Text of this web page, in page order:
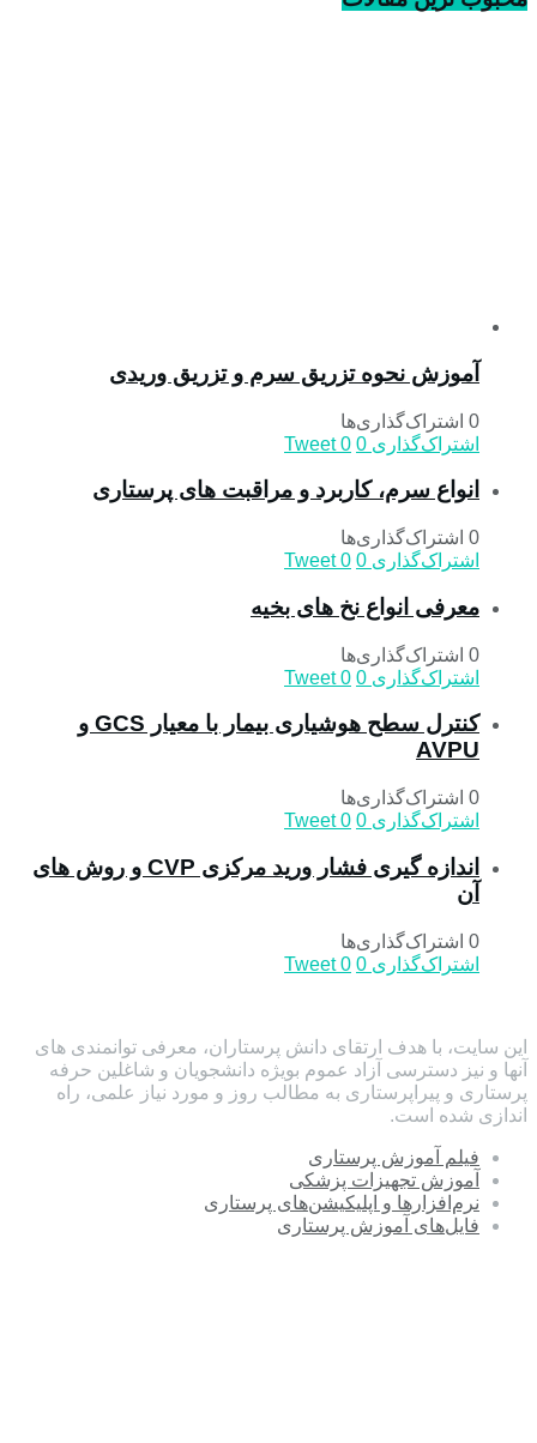
آموزش نحوه تزریق سرم و تزریق وریدی
0 اشتراک‌گذاری‌ها
اشتراک‌گذاری 0
Tweet 0
انواع سرم، کاربرد و مراقبت‌ های پرستاری
0 اشتراک‌گذاری‌ها
اشتراک‌گذاری 0
Tweet 0
معرفی انواع نخ های بخیه
0 اشتراک‌گذاری‌ها
اشتراک‌گذاری 0
Tweet 0
کنترل سطح هوشیاری بیمار با معیار GCS و
AVPU
0 اشتراک‌گذاری‌ها
اشتراک‌گذاری 0
Tweet 0
اندازه گیری فشار ورید مرکزی CVP و روش های
آن
0 اشتراک‌گذاری‌ها
اشتراک‌گذاری 0
Tweet 0
این سایت، با هدف ارتقای دانش پرستاران، معرفی توانمندی های
آنها و نیز دسترسی آزاد عموم بویژه دانشجویان و شاغلین حرفه
پرستاری و پیراپرستاری به مطالب روز و مورد نیاز علمی، راه
اندازی شده است.
فیلم آموزش پرستاری
آموزش تجهیزات پزشکی
نرم‌افزارها و اپلیکیشن‌های پرستاری
فایل‌های آموزش پرستاری